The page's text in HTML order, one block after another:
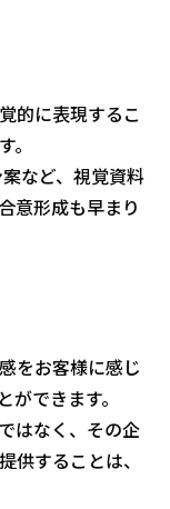
的に表現するこ
など、視覚資料
意形成も早まり
をお客様に感じ
できます。
はなく、その企
供することは、